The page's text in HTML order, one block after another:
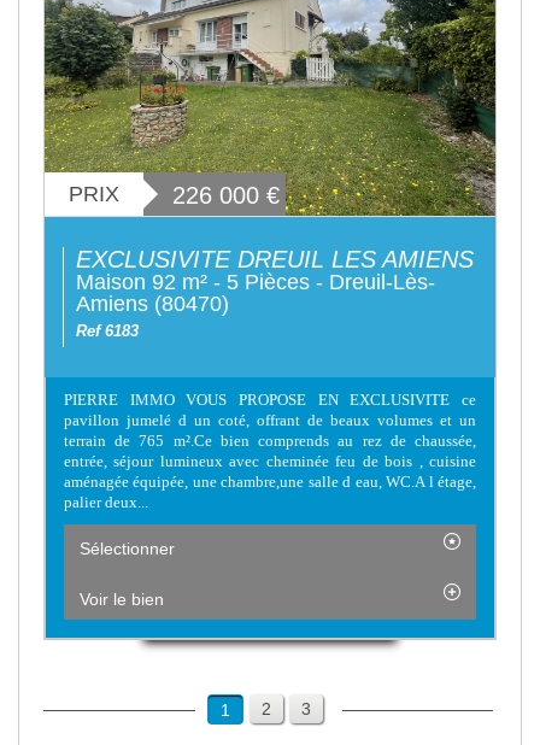
PRIX 226 000 €
EXCLUSIVITE DREUIL LES AMIENS
Maison 92 m² - 5 Pièces - Dreuil-Lès-
Amiens (80470)
Ref 6183
PIERRE IMMO VOUS PROPOSE EN EXCLUSIVITE ce
pavillon jumelé d un coté, offrant de beaux volumes et un
terrain de 765 m².Ce bien comprends au rez de chaussée,
entrée, séjour lumineux avec cheminée feu de bois , cuisine
aménagée équipée, une chambre,une salle d eau, WC.A l étage,
palier deux...
Sélectionner
Voir le bien
1 2 3